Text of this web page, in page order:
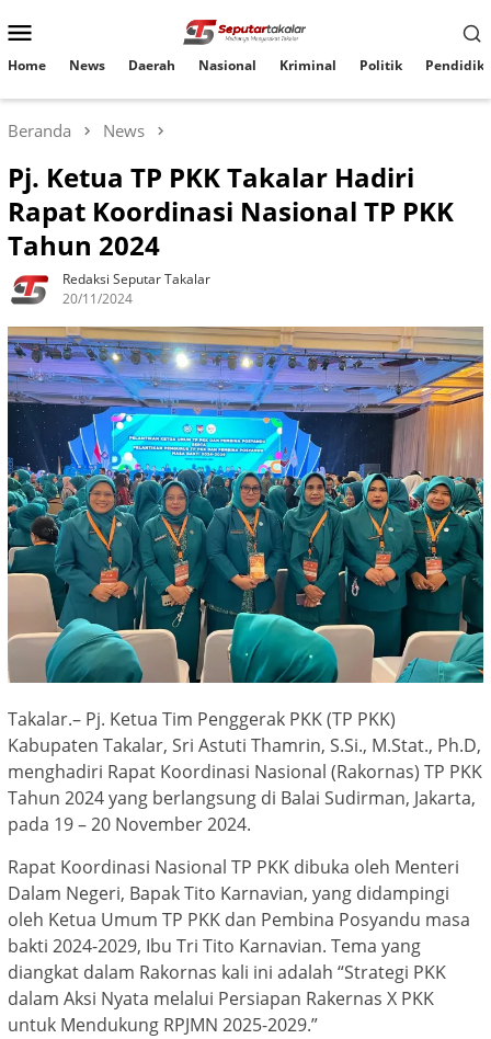
ke
Mobile
Home News Daerah Nasional Kriminal Politik
Beranda News
Pj. Ketua TP PKK Takalar Hadiri
Rapat Koordinasi Nasional TP PKK
Tahun 2024
Redaksi Seputar Takalar
20/11/2024
Takalar.– Pj. Ketua Tim Penggerak PKK (TP PKK)
Kabupaten Takalar, Sri Astuti Thamrin, S.Si., M.Stat., Ph.D,
menghadiri Rapat Koordinasi Nasional (Rakornas) TP PKK
Tahun 2024 yang berlangsung di Balai Sudirman, Jakarta,
pada 19 – 20 November 2024.
Rapat Koordinasi Nasional TP PKK dibuka oleh Menteri
Dalam Negeri, Bapak Tito Karnavian, yang didampingi
oleh Ketua Umum TP PKK dan Pembina Posyandu masa
bakti 2024-2029, Ibu Tri Tito Karnavian. Tema yang
diangkat dalam Rakornas kali ini adalah “Strategi PKK
dalam Aksi Nyata melalui Persiapan Rakernas X PKK
untuk Mendukung RPJMN 2025-2029.”